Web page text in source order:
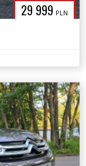
29 999 PLN